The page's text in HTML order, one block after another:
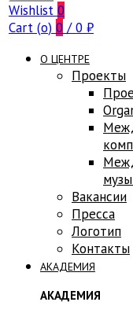
Wishlist 0
Cart (o) 0 / 0 ₽
О ЦЕНТРЕ
Проекты
Вакансии
Пресса
Логотип
Контакты
АКАДЕМИЯ
АКАДЕМИЯ